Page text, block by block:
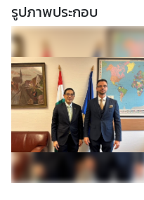
ธุ
กิ
จ
อ
มู
ล
สำ
รูปภาพประกอบ